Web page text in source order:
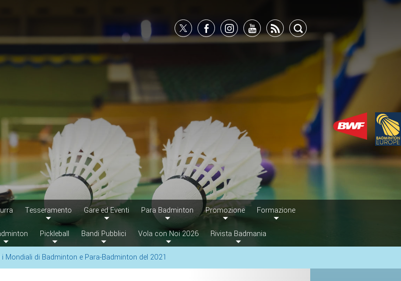
Tesseramento Gare ed Eventi Para Badminton Promozione Formazione
Pickleball Bandi Pubblici Vola con Noi 2026 Rivista Badmania
Mondiali di Badminton e Para-Badminton del 2021